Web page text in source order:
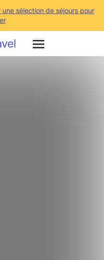
sélection de séjours pour